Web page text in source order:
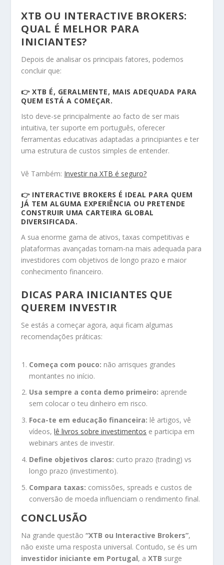
XTB OU INTERACTIVE BROKERS:
QUAL É MELHOR PARA
INICIANTES?
Depois de analisar os principais fatores, podemos
concluir que:
👉XTB É, GERALMENTE, MAIS ADEQUADA PARA
QUEM ESTÁ A COMEÇAR.
Isto deve-se principalmente ao facto de ser mais
intuitiva, ter suporte em português, oferecer
ferramentas educativas adaptadas a principiantes e ter
uma estrutura de custos simples de entender.
Vê Também: Investir na XTB é seguro?
👉 INTERACTIVE BROKERS É IDEAL PARA QUEM
JÁ TEM ALGUMA EXPERIÊNCIA OU PRETENDE
CONSTRUIR UMA CARTEIRA GLOBAL
DIVERSIFICADA.
A sua enorme gama de ativos, taxas competitivas e
plataformas avançadas tornam-na mais adequada para
investidores com objetivos de longo prazo e maior
conhecimento financeiro.
DICAS PARA INICIANTES QUE
QUEREM INVESTIR
Se estás a começar agora, aqui ficam algumas
recomendações práticas:
Começa com pouco: não arrisques grandes
montantes no início.
Usa sempre a conta demo primeiro: aprende
sem colocar o teu dinheiro em risco.
Foca-te em educação financeira: lê artigos, vê
vídeos,lê livros sobre investimentos e participa em
webinars antes de investir.
Define objetivos claros: curto prazo (trading) vs
longo prazo (investimento).
Compara taxas: comissões, spreads e custos de
conversão de moeda influenciam o rendimento final.
CONCLUSÃO
Na grande questão“XTB ou Interactive Brokers”,
não existe uma resposta universal. Contudo, se és um
investidor iniciante em Portugal, aXTB surge